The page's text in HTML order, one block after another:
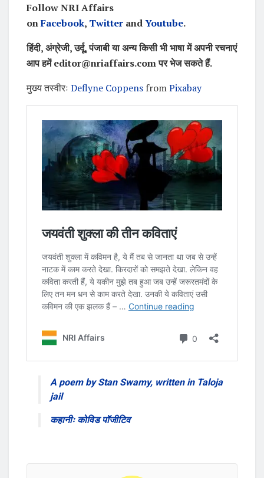
Follow NRI Affairs
onFacebook, Twitter andYoutube.
हिंदी, अंग्रेजी, उर्दू, पंजाबी या अन्य किसी भी भाषा में अपनी रचनाएं
आप हमें editor@nriaffairs.com पर भेज सकते हैं.
मुख्य तस्वीरः Deflyne Coppens fromPixabay
A poem by Stan Swamy, written in Taloja
jail
कहानीः कोविड पॉजीटिव